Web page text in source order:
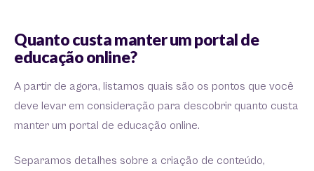
Quanto custa manter um portal de
educação online?
A partir de agora, listamos quais são os pontos que você
deve levar em consideração para descobrir quanto custa
manter um portal de educação online.
Separamos detalhes sobre a criação de conteúdo,